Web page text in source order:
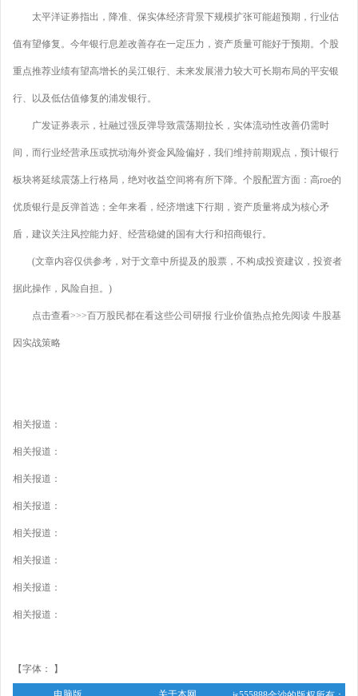
太平洋证券指出，降准、保实体经济背景下规模扩张可能超预期，行业估
值有望修复。今年银行息差改善存在一定压力，资产质量可能好于预期。个股
重点推荐业绩有望高增长的吴江银行、未来发展潜力较大可长期布局的平安银
行、以及低估值修复的浦发银行。
广发证券表示，社融过强反弹导致震荡期拉长，实体流动性改善仍需时
间，而行业经营承压或扰动海外资金风险偏好，我们维持前期观点，预计银行
板块将延续震荡上行格局，绝对收益空间将有所下降。个股配置方面：高roe的
优质银行是反弹首选；全年来看，经济增速下行期，资产质量将成为核心矛
盾，建议关注风控能力好、经营稳健的国有大行和招商银行。
(文章内容仅供参考，对于文章中所提及的股票，不构成投资建议，投资者
据此操作，风险自担。)
点击查看>>>百万股民都在看这些公司研报 行业价值热点抢先阅读 牛股基
因实战策略
相关报道：
相关报道：
相关报道：
相关报道：
相关报道：
相关报道：
相关报道：
相关报道：
【字体： 】